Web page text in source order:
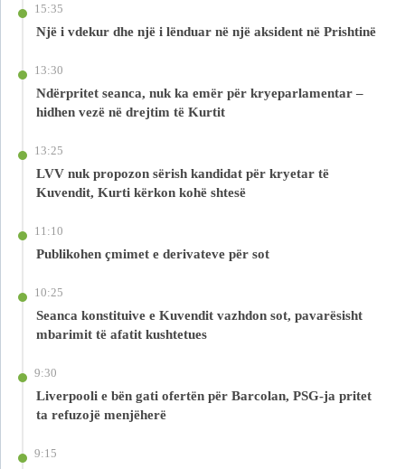
15:35
Një i vdekur dhe një i lënduar në një aksident në Prishtinë
13:30
Ndërpritet seanca, nuk ka emër për kryeparlamentar –
hidhen vezë në drejtim të Kurtit
13:25
LVV nuk propozon sërish kandidat për kryetar të
Kuvendit, Kurti kërkon kohë shtesë
11:10
Publikohen çmimet e derivateve për sot
10:25
Seanca konstituive e Kuvendit vazhdon sot, pavarësisht
mbarimit të afatit kushtetues
9:30
Liverpooli e bën gati ofertën për Barcolan, PSG-ja pritet
ta refuzojë menjëherë
9:15